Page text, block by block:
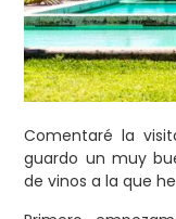
Comentaré la
guardo un muy
de vinos a la que